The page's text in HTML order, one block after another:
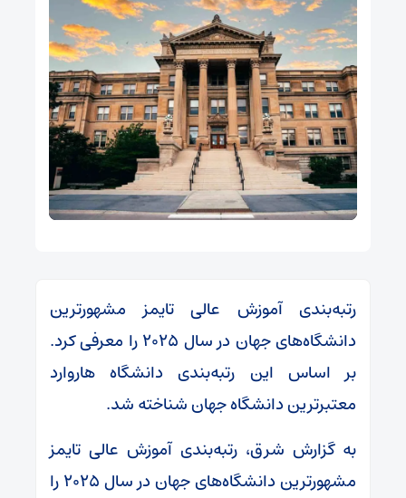
رتبه‌بندی آموزش عالی تایمز مشهورترین
دانشگاه‌های جهان در سال ۲۰۲۵ را معرفی کرد.
بر اساس این رتبه‌بندی دانشگاه هاروارد
معتبرترین دانشگاه جهان شناخته شد.
به گزارش شرق، رتبه‌بندی آموزش عالی تایمز
مشهورترین دانشگاه‌های جهان در سال ۲۰۲۵ را